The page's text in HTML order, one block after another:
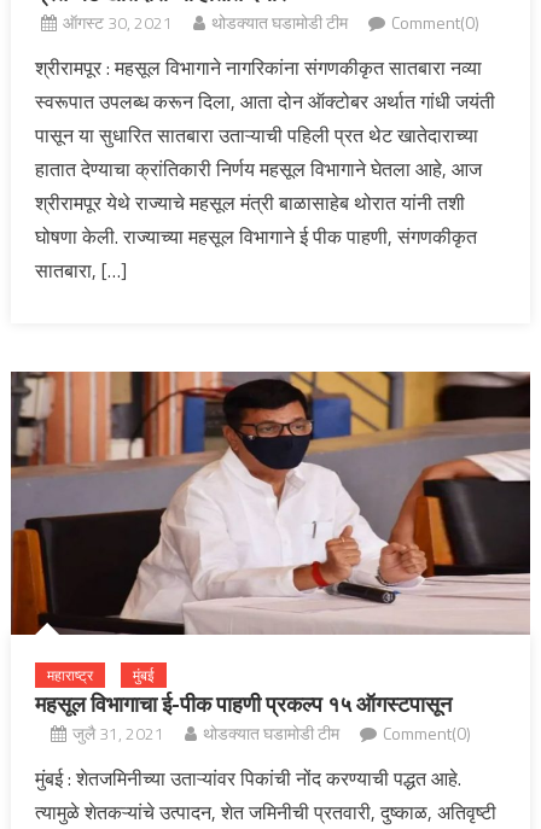
ऑगस्ट 30, 2021 थोडक्यात घडामोडी टीम Comment(0)
श्रीरामपूर : महसूल विभागाने नागरिकांना संगणकीकृत सातबारा नव्या
स्वरूपात उपलब्ध करून दिला, आता दोन ऑक्टोबर अर्थात गांधी जयंती
पासून या सुधारित सातबारा उताऱ्याची पहिली प्रत थेट खातेदाराच्या
हातात देण्याचा क्रांतिकारी निर्णय महसूल विभागाने घेतला आहे, आज
श्रीरामपूर येथे राज्याचे महसूल मंत्री बाळासाहेब थोरात यांनी तशी
घोषणा केली. राज्याच्या महसूल विभागाने ई पीक पाहणी, संगणकीकृत
सातबारा, […]
महाराष्ट्र मुंबई
महसूल विभागाचा ई-पीक पाहणी प्रकल्प १५ ऑगस्टपासून
जुलै 31, 2021 थोडक्यात घडामोडी टीम Comment(0)
मुंबई : शेतजमिनीच्या उताऱ्यांवर पिकांची नोंद करण्याची पद्धत आहे.
त्यामुळे शेतकऱ्यांचे उत्पादन, शेत जमिनीची प्रतवारी, दुष्काळ, अतिवृष्टी